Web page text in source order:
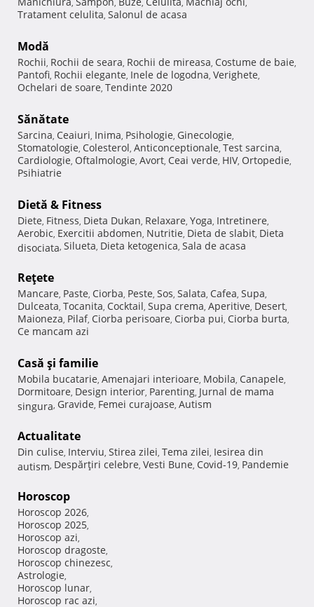
, , , , ,
Tratament celulita, Salonul de acasa
Modă
Rochii, Rochii de seara, Rochii de mireasa, Costume de baie,
Pantofi, Rochii elegante, Inele de logodna, Verighete,
Ochelari de soare, Tendinte 2020
Sănătate
Sarcina, Ceaiuri, Inima, Psihologie, Ginecologie,
Stomatologie, Colesterol, Anticonceptionale, Test sarcina,
Cardiologie, Oftalmologie, Avort, Ceai verde, HIV, Ortopedie,
Psihiatrie
Dietă & Fitness
Diete, Fitness, Dieta Dukan, Relaxare, Yoga, Intretinere,
Aerobic, Exercitii abdomen, Nutritie, Dieta de slabit, Dieta
disociata, Silueta, Dieta ketogenica, Sala de acasa
Reţete
Mancare, Paste, Ciorba, Peste, Sos, Salata, Cafea, Supa,
Dulceata, Tocanita, Cocktail, Supa crema, Aperitive, Desert,
Maioneza, Pilaf, Ciorba perisoare, Ciorba pui, Ciorba burta,
Ce mancam azi
Casă şi familie
Mobila bucatarie, Amenajari interioare, Mobila, Canapele,
Dormitoare, Design interior, Parenting, Jurnal de mama
singura, Gravide, Femei curajoase, Autism
Actualitate
Din culise, Interviu, Stirea zilei, Tema zilei, Iesirea din
autism, Despărţiri celebre, Vesti Bune, Covid-19, Pandemie
Horoscop
Horoscop 2026,
Horoscop 2025,
Horoscop azi,
Horoscop dragoste,
Horoscop chinezesc,
Astrologie,
Horoscop lunar,
Horoscop rac azi,